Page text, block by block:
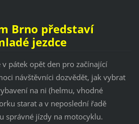
Brno představí
jezdce
pátek opět den pro začínající
návštěvníci dozvědět, jak vybrat
na ni (helmu, vhodné
starat a v neposlední řadě
správné jízdy na motocyklu.